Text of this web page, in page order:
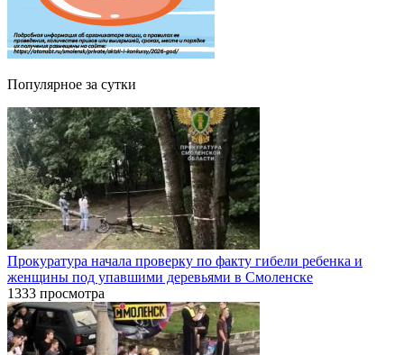
Популярное за сутки
Прокуратура начала проверку по факту гибели ребенка и
женщины под упавшими деревьями в Смоленске
1333 просмотра